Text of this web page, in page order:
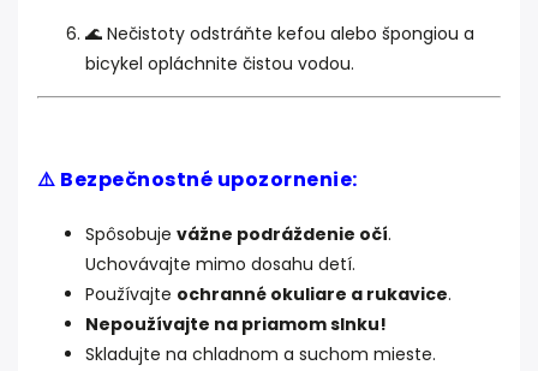
🌊 Nečistoty odstráňte kefou alebo špongiou a
bicykel opláchnite čistou vodou.
⚠️ Bezpečnostné upozornenie:
Spôsobuje vážne podráždenie očí.
Uchovávajte mimo dosahu detí.
Používajte ochranné okuliare a rukavice.
Nepoužívajte na priamom slnku!
Skladujte na chladnom a suchom mieste.